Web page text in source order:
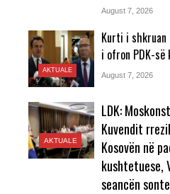
August 7, 2026
AKTUALE
Kurti i shkruan
i ofron PDK-së
August 7, 2026
AKTUALE
LDK:
Kuvendit
Kosovën në
kushtetuese,
seancën sonte